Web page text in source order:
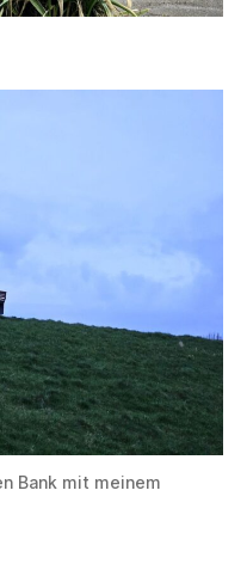
Bank mit meinem